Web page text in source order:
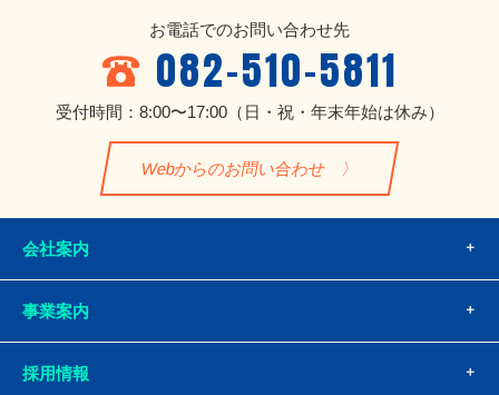
お電話でのお問い合わせ先
082-510-5811
受付時間：8:00〜17:00（日・祝・年末年始は休み）
Webからのお問い合わせ
会社案内
事業案内
採用情報